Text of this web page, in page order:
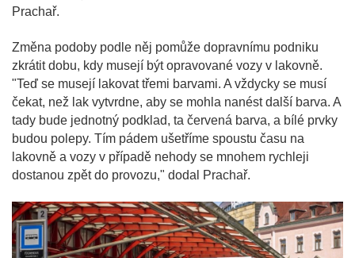
Prachař.
Změna podoby podle něj pomůže dopravnímu podniku
zkrátit dobu, kdy musejí být opravované vozy v lakovně.
"Teď se musejí lakovat třemi barvami. A vždycky se musí
čekat, než lak vytvrdne, aby se mohla nanést další barva. A
tady bude jednotný podklad, ta červená barva, a bílé prvky
budou polepy. Tím pádem ušetříme spoustu času na
lakovně a vozy v případě nehody se mnohem rychleji
dostanou zpět do provozu," dodal Prachař.